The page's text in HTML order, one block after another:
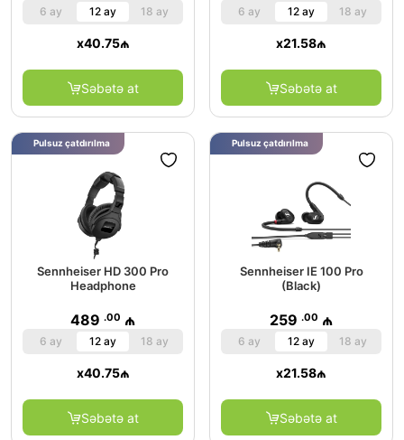
6 ay 12 ay 18 ay
x40.75₼
Səbətə at
6 ay 12 ay 18 ay
x21.58₼
Səbətə at
Sennheiser HD 300 Pro
Headphone
489 .00 ₼
6 ay 12 ay 18 ay
x40.75₼
Səbətə at
Pulsuz çatdırılma
Sennheiser IE 100 Pro
(Black)
259 .00 ₼
6 ay 12 ay 18 ay
x21.58₼
Səbətə at
Pulsuz çatdırılma